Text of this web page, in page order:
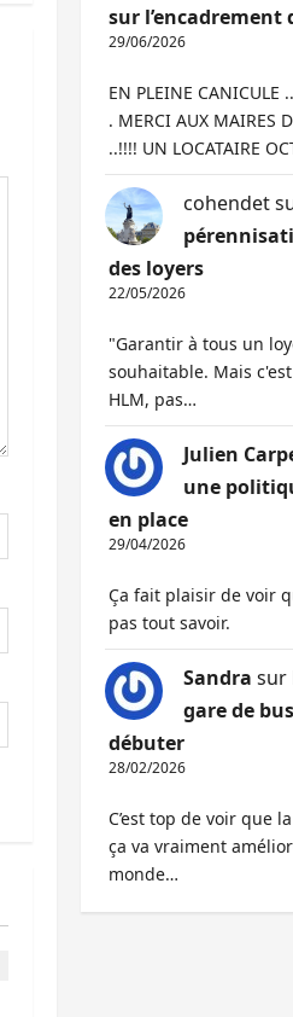
sur l’encadrement
29/06/2026
EN PLEINE CANICULE
. MERCI AUX MAIRES
..!!!! UN LOCATAIRE
cohendet
des loyers
22/05/2026
"Garantir à tous un
souhaitable. Mais
HLM, pas…
Julien
une
en place
29/04/2026
Ça fait plaisir de voir
pas tout savoir.
Sandra sur
gare de
débuter
28/02/2026
C’est top de voir que
ça va vraiment
monde…